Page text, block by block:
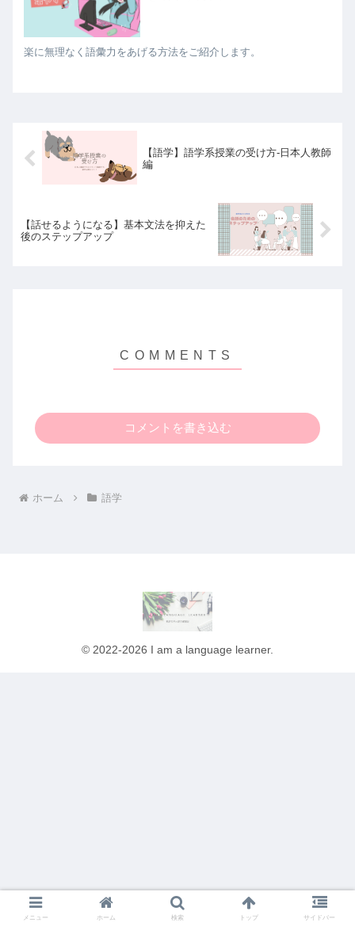
楽に無理なく語彙力をあげる方法をご紹介します。
【語学】語学系授業の受け方-日本人教師
編
【話せるようになる】基本文法を抑えた
後のステップアップ
コメントを書き込む
ホーム 語学
© 2022-2026 I am a language learner.
メニュー ホーム 検索 トップ サイドバー